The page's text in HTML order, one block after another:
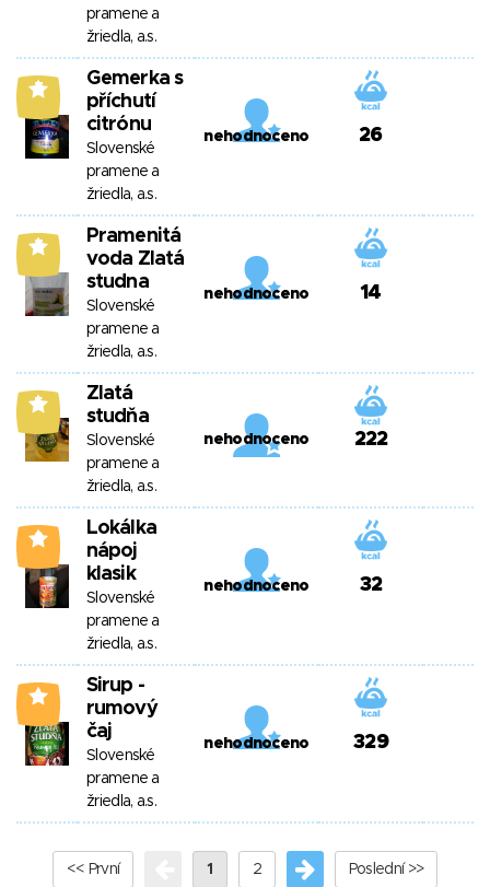
pramene a
žriedla, a.s.
7
Gemerka s
příchutí
citrónu
Slovenské
pramene a
žriedla, a.s.
nehodnoceno 26
7
Pramenitá
voda Zlatá
studna
Slovenské
pramene a
žriedla, a.s.
nehodnoceno 14
5
Zlatá
studňa
Slovenské
pramene a
žriedla, a.s.
nehodnoceno 222
2
Lokálka
nápoj
klasik
Slovenské
pramene a
žriedla, a.s.
nehodnoceno 32
1
Sirup -
rumový
čaj
Slovenské
pramene a
žriedla, a.s.
nehodnoceno 329
<< První 1 2 Poslední >>